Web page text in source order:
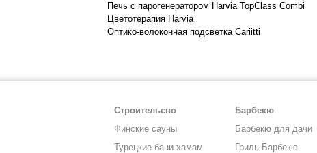
Печь с парогенератором Harvia TopClass Combi
Цветотерапия Harvia
Оптико-волоконная подсветка Cariitti
Строительсво
Финские сауны
Турецкие бани хамам
Барбекю
Барбекю для дачи
Гриль-Барбекю